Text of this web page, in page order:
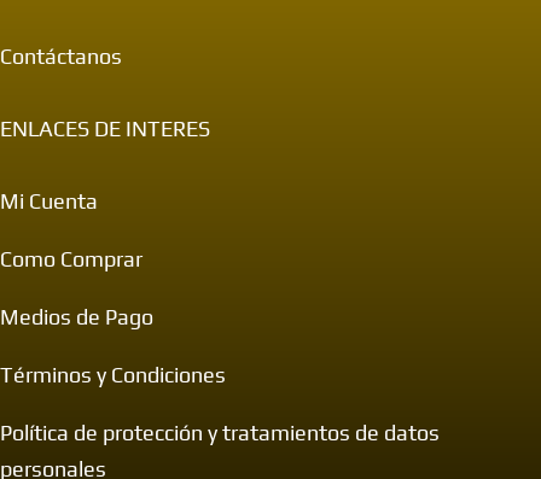
Contáctanos
ENLACES DE INTERES
Mi Cuenta
Como Comprar
Medios de Pago
Términos y Condiciones
Política de protección y tratamientos de datos
personales